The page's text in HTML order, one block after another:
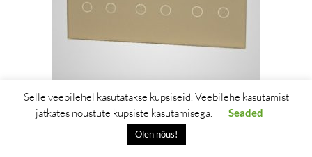
SMART WIFI LÜLITIL ON PIIRAMATUD
KLAASPANEEL LÜLITITELE, 2+2+2, KULDNE, 228*86MM
Selle veebilehel kasutatakse küpsiseid. Veebilehe kasutamist
jätkates nõustute küpsiste kasutamisega.
Seaded
Olen nõus!